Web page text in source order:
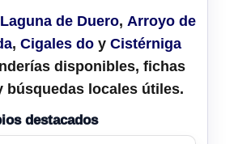
Laguna de Duero, Arroyo de
, Cigales do y Cistérniga
disponibles, fichas
búsquedas locales útiles.
destacados